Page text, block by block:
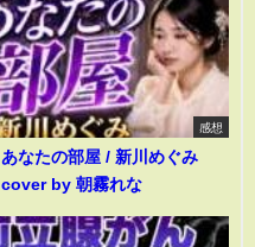
感想
あなたの部屋 / 新川めぐみ
cover by 朝霧れな